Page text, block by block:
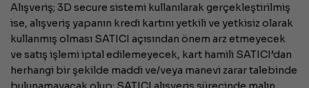
Alışveriş; 3D secure sistemi kullanılarak gerçekleştirilmiş
ise, alışveriş yapanın kredi kartını yetkili ve yetkisiz olarak
kullanmış olması SATICI açısından önem arz etmeyecek
ve satış işlemi iptal edilemeyecek, kart hamili SATICI’dan
herhangi bir şekilde maddi ve/veya manevi zarar talebinde